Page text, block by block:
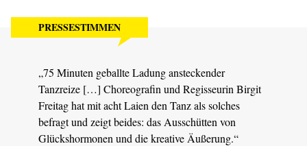
PRESSESTIMMEN
„75 Minuten geballte Ladung ansteckender
Tanzreize […] Choreografin und Regisseurin Birgit
Freitag hat mit acht Laien den Tanz als solches
befragt und zeigt beides: das Ausschütten von
Glückshormonen und die kreative Äußerung.“